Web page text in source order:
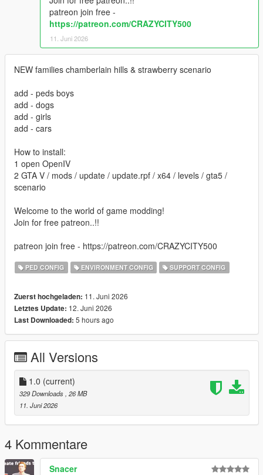
patreon join free -
https://patreon.com/CRAZYCITY500
11. Juni 2026
NEW families chamberlain hills & strawberry scenario
add - peds boys
add - dogs
add - girls
add - cars
How to install:
1 open OpenIV
2 GTA V / mods / update / update.rpf / x64 / levels / gta5 /
scenario
Welcome to the world of game modding!
Join for free patreon..!!
patreon join free - https://patreon.com/CRAZYCITY500
PED CONFIG ENVIRONMENT CONFIG SUPPORT CONFIG
Zuerst hochgeladen: 11. Juni 2026
Letztes Update: 12. Juni 2026
Last Downloaded: 5 hours ago
All Versions
1.0 (current)
329 Downloads , 26 MB
11. Juni 2026
4 Kommentare
Snacer